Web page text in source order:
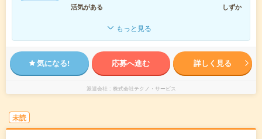
活気がある
しずか
もっと見る
気になる! 応募へ進む 詳しく見る
派遣会社 株式会社テクノ・サービス
未読